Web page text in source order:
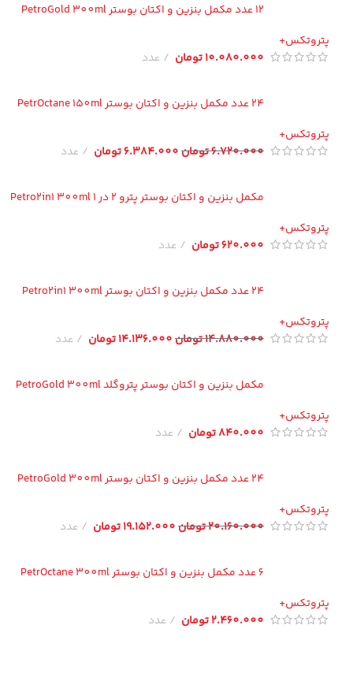
12 عدد مکمل بنزین و اکتان بوستر PetroGold 300ml
10.080.000تومان عدد
24 عدد مکمل بنزین و اکتان بوستر PetrOctane 150ml
6.720.000تومان6.384.000تومان عدد
مکمل بنزین و اکتان بوستر پترو 2 در 1 Petro2in1 300ml
620.000تومان عدد
24 عدد مکمل بنزین و اکتان بوستر Petro2in1 300ml
14.880.000تومان14.136.000تومان عدد
مکمل بنزین و اکتان بوستر پتروگلد PetroGold 300ml
840.000تومان عدد
24 عدد مکمل بنزین و اکتان بوستر PetroGold 300ml
20.160.000تومان19.152.000تومان عدد
6 عدد مکمل بنزین و اکتان بوستر PetrOctane 300ml
2.460.000تومان عدد